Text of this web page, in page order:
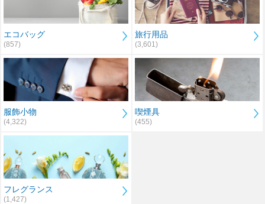
エコバッグ
(857)
旅行用品
(3,601)
服飾小物
(4,322)
喫煙具
(455)
フレグランス
(1,427)